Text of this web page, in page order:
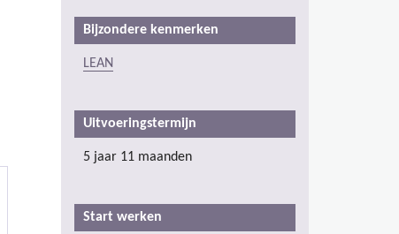
Bijzondere kenmerken
LEAN
Uitvoeringstermijn
5 jaar 11 maanden
Start werken